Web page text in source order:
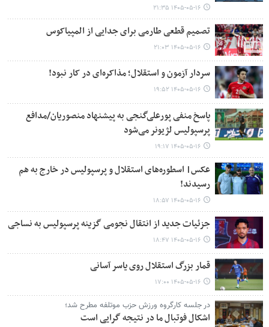
۱۴۰۵-۰۵-۱۶ ۲۱:۳۵
تصمیم قطعی طارمی برای جدایی از المپیاکوس
۱۴۰۵-۰۵-۱۶ ۲۱:۰۳
سردار آزمون و استقلال؛ مذاکره‌ای در کار نبود!
۱۴۰۵-۰۵-۱۶ ۱۹:۵۲
پاسخ منفی پورعلی‌گنجی به پیشنهاد منصوریان/مدافع
پرسپولیس لژیونر می‌شود
۱۴۰۵-۰۵-۱۶ ۱۹:۱۷
عکس| اسطوره‌های استقلال و پرسپولیس در خارج به هم
رسیدند!
۱۴۰۵-۰۵-۱۶ ۱۸:۵۷
جزئیات جدید از انتقال نجومی گزینه پرسپولیس به نساجی
۱۴۰۵-۰۵-۱۶ ۱۸:۴۷
قمار بزرگ استقلال روی یاسر آسانی
۱۴۰۵-۰۵-۱۶ ۱۷:۰۰
در جلسه کارگروه ورزش حزب موتلفه مطرح شد؛
اشکال فوتبال ما در نتیجه گرایی است